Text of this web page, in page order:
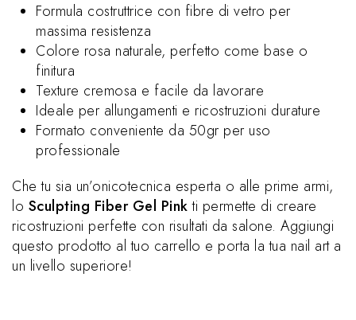
Formula costruttrice con fibre di vetro per
massima resistenza
Colore rosa naturale, perfetto come base o
finitura
Texture cremosa e facile da lavorare
Ideale per allungamenti e ricostruzioni durature
Formato conveniente da 50gr per uso
professionale
Che tu sia un’onicotecnica esperta o alle prime armi,
lo Sculpting Fiber Gel Pinkti permette di creare
ricostruzioni perfette con risultati da salone. Aggiungi
questo prodotto al tuo carrello e porta la tua nail art a
un livello superiore!